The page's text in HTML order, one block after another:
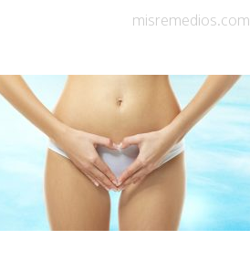
misremedios.com